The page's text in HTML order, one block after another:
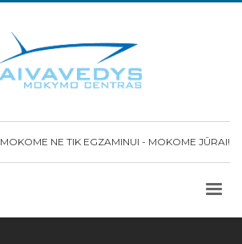
MOKOME NE TIK EGZAMINUI - MOKOME JŪRAI!